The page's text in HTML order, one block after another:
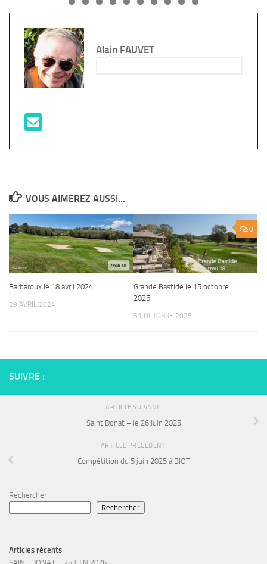
Alain FAUVET
VOUS AIMEREZ AUSSI...
Barbaroux le 18 avril 2024
29 AVRIL 2024
0
Grande Bastide le 15 octobre
2025
31 OCTOBRE 2025
SUIVRE :
ARTICLE SUIVANT
Saint Donat – le 26 juin 2025
ARTICLE PRÉCÉDENT
Compétition du 5 juin 2025 à BIOT
Rechercher
Rechercher
Articles récents